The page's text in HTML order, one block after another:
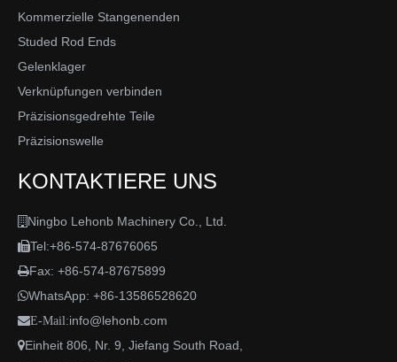
Kommerzielle Stangenenden
Studed Rod Ends
Gelenklager
Verknüpfungen verbinden
Präzisionsgedrehte Teile
Präzisionswelle
KONTAKTIERE UNS
 Ningbo Lehonb Machinery Co., Ltd.
Tel:+86-574-87676065
Fax: +86-574-87675899
WhatsApp: +86-13586528620
E-Mail:info@lehonb.com
Einheit 806, Nr. 9, Jiefang South Road,